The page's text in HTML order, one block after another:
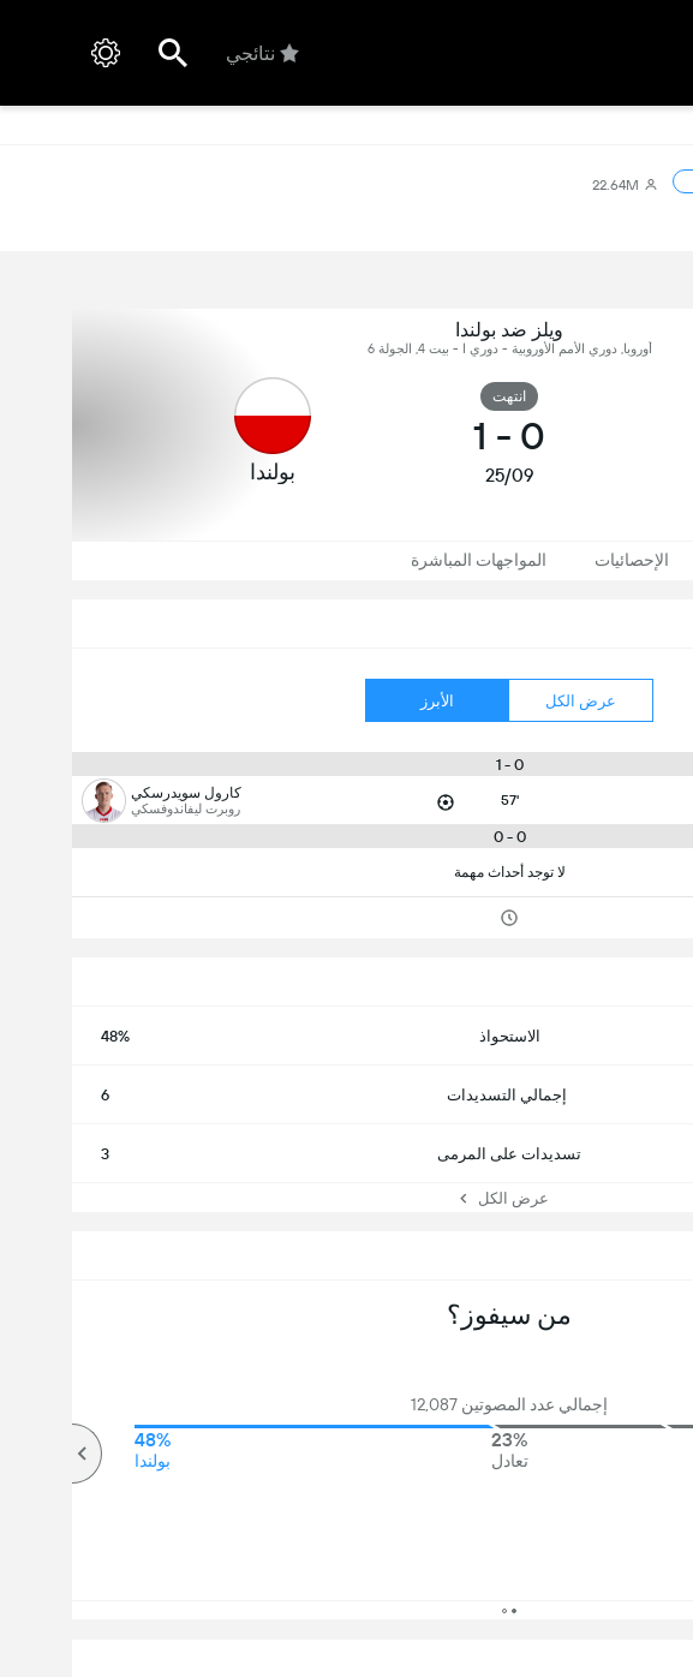
نتائجي
22.64M
ويلز ضد بولندا
أوروبا, دوري الأمم الأوروبية - دوري ا - بيت 4, الجولة 6
انتهت
0
-
1
25/09 بولندا
الإحصائيات المواجهات المباشرة
عرض الكل الأبرز
0 - 1
57' كارول سويدرسكي
روبرت ليفاندوفسكي
0 - 0
لا توجد أحداث مهمة
الاستحواذ 48%
إجمالي التسديدات 6
تسديدات على المرمى 3
عرض الكل
من سيفوز؟
إجمالي عدد المصوتين 12,087
23%
تعادل
48%
بولندا